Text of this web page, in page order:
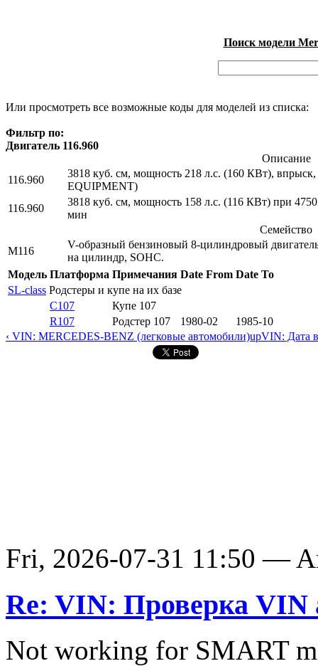
Поиск модели
Или просмотреть все возможные коды для моделей из списка:
Фильтр по:
Двигатель 116.960
Описание
116.960
3818 куб. см, мощность 218 л.с. (160 КВт),
EQUIPMENT)
116.960
3818 куб. см, мощность 158 л.с. (116 КВт) при
мин
Семейство
M116
V-образный бензиновый 8-цилиндровый
на цилиндр, SOHC.
Модель Платформа Примечания Date From Date To
SL-class Родстеры и купе на их базе
C107
Купе 107
R107
Родстер 107 1980-02
1985-10
‹ VIN: MERCEDES-BENZ (легковые автомобили)upVIN: Дата
Fri, 2026-07-31 11:50 —
Re: VIN: Проверка VIN
Not working for SMART